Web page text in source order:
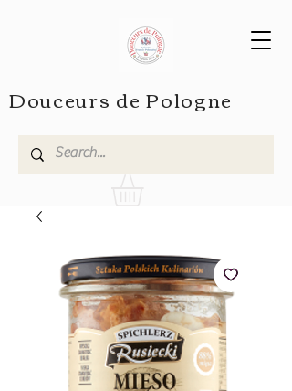
Douceurs de Pologne